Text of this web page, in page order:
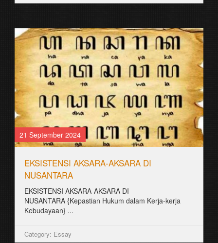
21 September 2024
EKSISTENSI AKSARA-AKSARA DI
NUSANTARA
EKSISTENSI AKSARA-AKSARA DI
NUSANTARA {Kepastian Hukum dalam Kerja-kerja
Kebudayaan} ...
Category: Essay